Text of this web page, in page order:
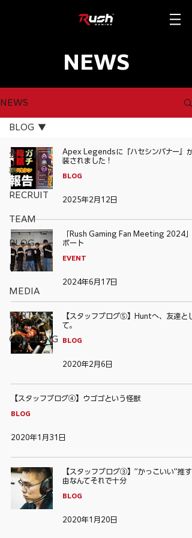
NEWS
NEWS
全ての記
事
RECRUIT
TEAM
BLOG
EVENT
MEDIA
PARTNER
COACHING
BLOG
Apex Legendsに『ハセシンバナー』が
装されました！
BLOG
2025年2月12日
「Rush Gaming Fan Meeting 2024」
ポート
EVENT
2024年6月17日
【スタッフブログ⑤】Huntへ、友達とし
て。
BLOG
2020年2月6日
【スタッフブログ④】ウゴゴという怪獣
BLOG
2020年1月31日
【スタッフブログ③】”かっこいい”推す
由なんてそれで十分
BLOG
2020年1月20日